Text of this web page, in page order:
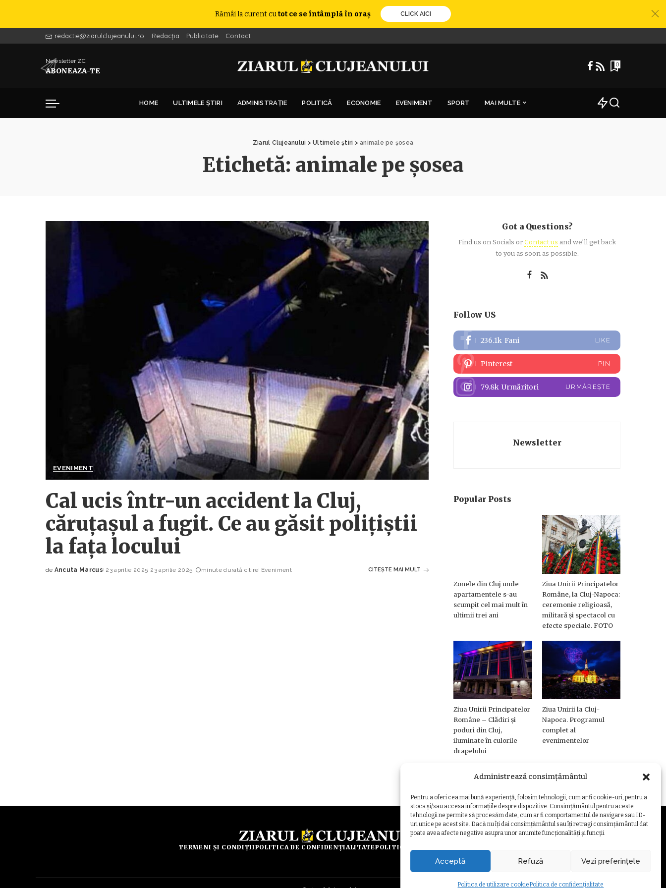
Administrează consimțământul
Pentru a oferi cea mai bună experiență, folosim tehnologii, cum ar fi cookie-uri, pentru a
stoca și/sau accesa informațiile despre dispozitive. Consimțământul pentru aceste
tehnologii ne permite să procesăm date, cum ar fi comportamentul de navigare sau ID-
uri unice pe acest site. Dacă nu îți dai consimțământul sau îți retragi consimțământul dat
poate avea afecte negative asupra unor anumite funcționalități și funcții.
Acceptă Refuză Vezi preferințele
Politica de utilizare cookiePolitica de confidențialitate
Rămâi la curent cutot ce se întâmplă în oraș CLICK AICI
redactie@ziarulclujeanului.ro Redacția Publicitate Contact
Newsletter ZC
ABONEAZA-TE
0
HOME ULTIMELE ȘTIRI ADMINISTRAȚIE POLITICĂ ECONOMIE EVENIMENT SPORT MAI MULTE
Ziarul Clujeanului >Ultimele știri >animale pe șosea
Etichetă: animale pe șosea
EVENIMENT
Cal ucis într-un accident la Cluj,
căruțașul a fugit. Ce au găsit polițiștii
la fața locului
de Ancuta Marcus 23 aprilie 2025 23 aprilie 2025 minute durată citire Eveniment CITEȘTE MAI MULT
Got a Questions?
Find us on Socials orContact us and we’ll get back
to you as soon as possible.
Follow US
236.1k Fani LIKE
Pinterest PIN
79.8k Urmăritori URMĂREȘTE
Newsletter
Popular Posts
Zonele din Cluj unde
apartamentele s-au
scumpit cel mai mult în
ultimii trei ani
Ziua Unirii Principatelor
Române, la Cluj-Napoca:
ceremonie religioasă,
militară și spectacol cu
efecte speciale. FOTO
Ziua Unirii Principatelor
Române – Clădiri și
poduri din Cluj,
iluminate în culorile
drapelului
Ziua Unirii la Cluj-
Napoca. Programul
complet al
evenimentelor
TERMENI ȘI CONDIȚIIPOLITICA DE CONFIDENȚIALITATEPOLITICA DE UTILIZARE COOKIE